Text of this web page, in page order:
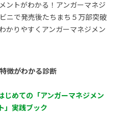
ントがわかる！アンガーマネジ
ニで発売後たちまち５万部突破
かりやすくアンガーマネジメン
徴がわかる診断
じめての「アンガーマネジメン
ト」実践ブック